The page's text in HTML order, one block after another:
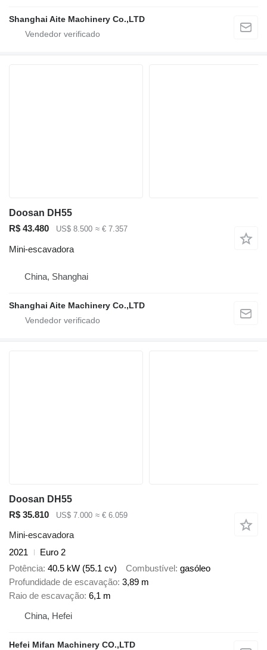
Shanghai Aite Machinery Co.,LTD
Doosan DH55
R$ 43.480
US$ 8.500 ≈ € 7.357
Mini-escavadora
China, Shanghai
Shanghai Aite Machinery Co.,LTD
Doosan DH55
R$ 35.810
US$ 7.000 ≈ € 6.059
Mini-escavadora
2021
Euro 2
Potência 40.5 kW (55.1 cv) Combustível gasóleo
Profundidade de escavação 3,89 m
Raio de escavação 6,1 m
China, Hefei
Hefei Mifan Machinery CO.,LTD